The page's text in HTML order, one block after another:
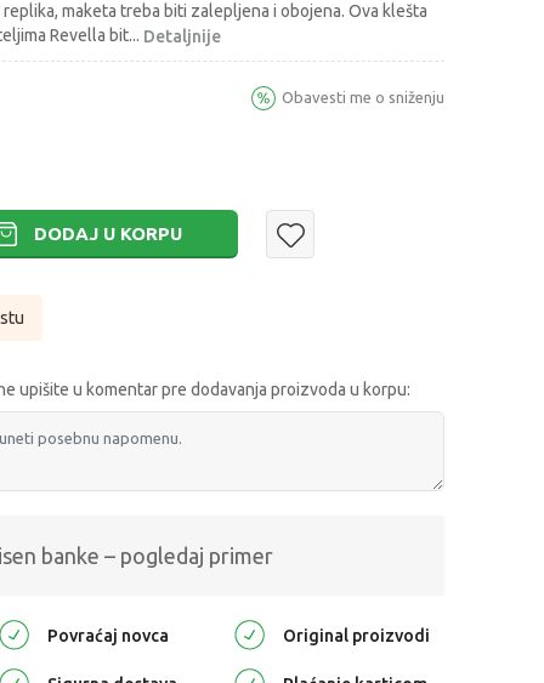
maketa treba biti zalepljena i obojena. Ova klešta
Revella bit... Detaljnije
Obavesti me o sniženju
DODAJ U KORPU
upišite u komentar pre dodavanja proizvoda u korpu:
banke – pogledaj primer
Povraćaj novca Original proizvodi